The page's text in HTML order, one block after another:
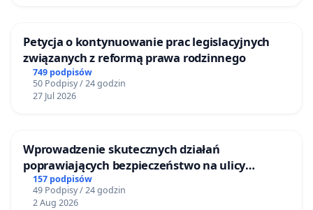
Petycja o kontynuowanie prac legislacyjnych
związanych z reformą prawa rodzinnego
749 podpisów
50 Podpisy / 24 godzin
27 Jul 2026
Wprowadzenie skutecznych działań
poprawiających bezpieczeństwo na ulicy
Żeromskiego w Otwocku
157 podpisów
49 Podpisy / 24 godzin
2 Aug 2026